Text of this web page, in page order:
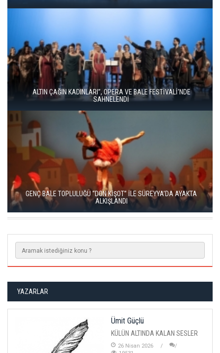
16. ULUSLARARASI İSTANBUL OPERA VE BALE FESTİVALİ
“KÜLKEDİSİ” İLE BAŞLADI
LA TRAVİATA, SAHNEDE BÜYÜLEYİCİ BİR GECE YARATTI
YAZARLAR
Ümit Güçlü
KÜLÜN ALTINDA KALAN SESLER
26 Nisan 2026